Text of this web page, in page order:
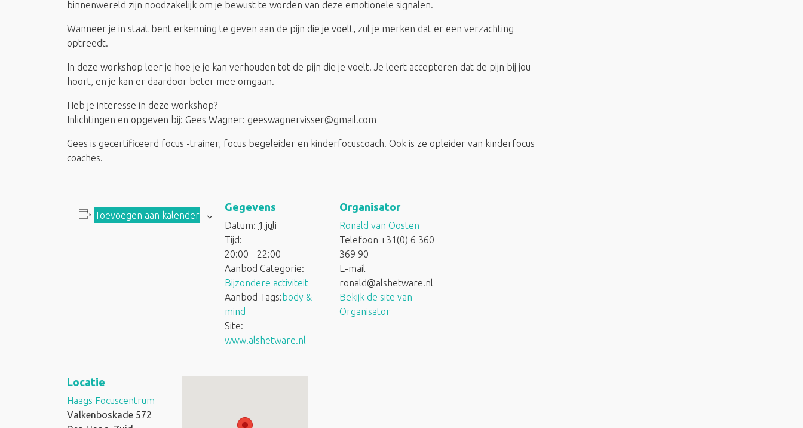
binnenwereld zijn noodzakelijk om je bewust te worden van deze emotionele signalen.
Wanneer je in staat bent erkenning te geven aan de pijn die je voelt, zul je merken dat er een verzachting
optreedt.
In deze workshop leer je hoe je je kan verhouden tot de pijn die je voelt. Je leert accepteren dat de pijn bij jou
hoort, en je kan er daardoor beter mee omgaan.
Heb je interesse in deze workshop?
Inlichtingen en opgeven bij: Gees Wagner: geeswagnervisser@gmail.com
Gees is gecertificeerd focus -trainer, focus begeleider en kinderfocuscoach. Ook is ze opleider van kinderfocus
coaches.
Toevoegen aan kalender
Gegevens
Datum: 1 juli
Tijd:
20:00 - 22:00
Aanbod Categorie:
Bijzondere activiteit
Aanbod Tags: body &
mind
Site:
www.alshetware.nl
Organisator
Ronald van Oosten
Telefoon +31(0) 6 360
369 90
E-mail
ronald@alshetware.nl
Bekijk de site van
Organisator
Locatie
Haags Focuscentrum
Valkenboskade 572